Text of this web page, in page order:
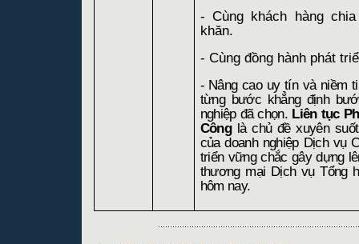
- Cùng khách hàng
khăn.
- Cùng đồng hành phát
- Nâng cao uy tín và niềm
từng bước khẳng định
nghiệp đã chọn. Liên tục
Cônglà chủ đề xuyên
của doanh nghiệp Dịch vụ
triển vững chắc gây dựng
thương mại Dịch vụ Tổng
hôm nay.